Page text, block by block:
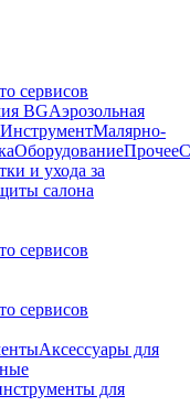
сервисов
BGАэрозольная
ИнструментМалярно-
ОборудованиеПрочее
и ухода за
салона
сервисов
сервисов
Аксессуары для
для